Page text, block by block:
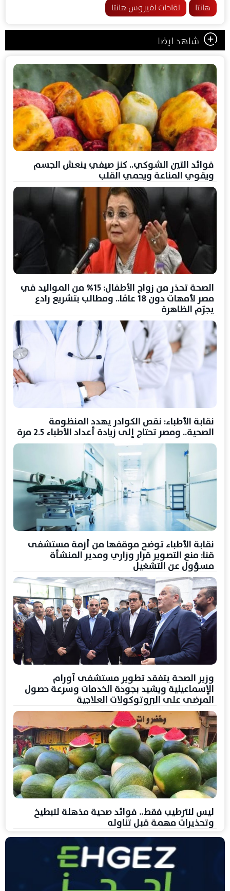
هانتا لقاحات لفيروس هانتا
شاهد ايضا
فوائد التين الشوكي.. كنز صيفي ينعش الجسم
ويقوي المناعة ويحمي القلب
الصحة تحذر من زواج الأطفال: 15% من المواليد في
مصر لأمهات دون 18 عامًا.. ومطالب بتشريع رادع
يجرّم الظاهرة
نقابة الأطباء: نقص الكوادر يهدد المنظومة
الصحية.. ومصر تحتاج إلى زيادة أعداد الأطباء 2.5 مرة
نقابة الأطباء توضح موقفها من أزمة مستشفى
قنا: منع التصوير قرار وزاري ومدير المنشأة
مسؤول عن التشغيل
وزير الصحة يتفقد تطوير مستشفى أورام
الإسماعيلية ويشيد بجودة الخدمات وسرعة حصول
المرضى على البروتوكولات العلاجية
ليس للترطيب فقط.. فوائد صحية مذهلة للبطيخ
وتحذيرات مهمة قبل تناوله